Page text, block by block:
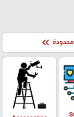
keyboard_double_arrow_left